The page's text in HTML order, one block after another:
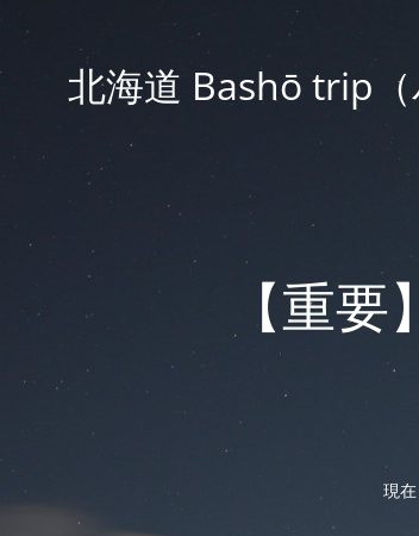
北海道 Bashō trip
【重
現